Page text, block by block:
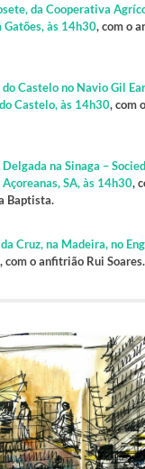
da Cooperativa
Gatões, às 14h30, com o
do Castelo no Navio Gil
Castelo, às 14h30, com
Delgada na Sinaga –
SA, às 14h30,
Baptista.
Cruz, na Madeira, no
, com o anfitrião Rui Soares.